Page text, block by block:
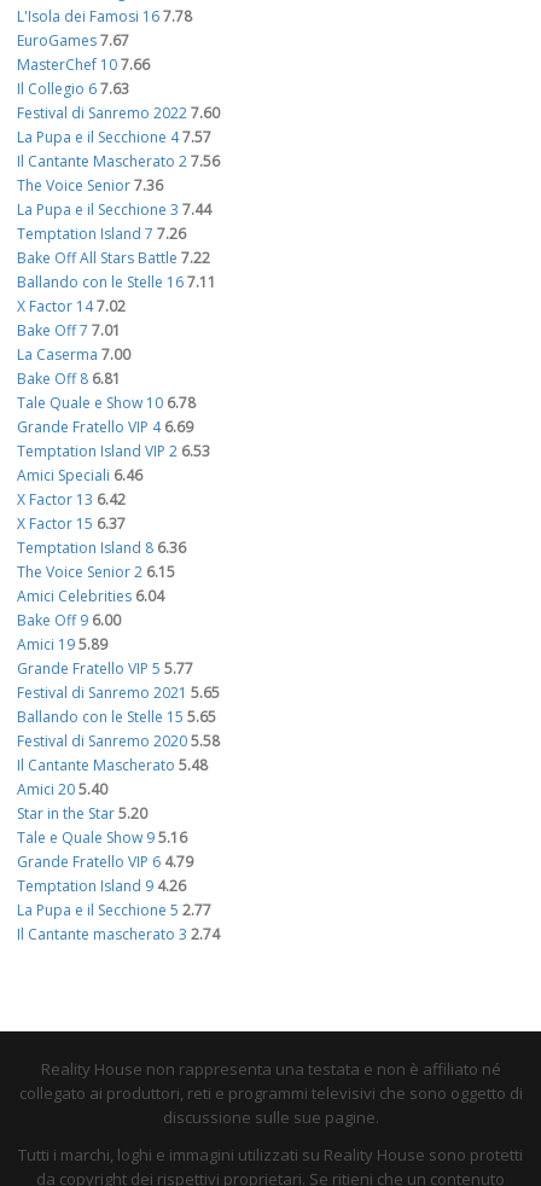
L'Isola dei Famosi 167.78
EuroGames7.67
MasterChef 107.66
Il Collegio 67.63
Festival di Sanremo 20227.60
La Pupa e il Secchione 47.57
Il Cantante Mascherato 27.56
The Voice Senior7.36
La Pupa e il Secchione 3 7.44
Temptation Island 7 7.26
Bake Off All Stars Battle 7.22
Ballando con le Stelle 167.11
X Factor 147.02
Bake Off 7 7.01
La Caserma 7.00
Bake Off 8 6.81
Tale Quale e Show 10 6.78
Grande Fratello VIP 4 6.69
Temptation Island VIP 2 6.53
Amici Speciali 6.46
X Factor 13 6.42
X Factor 15 6.37
Temptation Island 8 6.36
The Voice Senior 2 6.15
Amici Celebrities 6.04
Bake Off 9 6.00
Amici 195.89
Grande Fratello VIP 5 5.77
Festival di Sanremo 2021 5.65
Ballando con le Stelle 15 5.65
Festival di Sanremo 20205.58
Il Cantante Mascherato 5.48
Amici 205.40
Star in the Star5.20
Tale e Quale Show 95.16
Grande Fratello VIP 6 4.79
Temptation Island 9 4.26
La Pupa e il Secchione 5 2.77
Il Cantante mascherato 3 2.74
Reality House non rappresenta una testata e non è affiliato né
collegato ai produttori, reti e programmi televisivi che sono oggetto di
discussione sulle sue pagine.
Tutti i marchi, loghi e immagini utilizzati su Reality House sono protetti
da copyright dei rispettivi proprietari. Se ritieni che un contenuto